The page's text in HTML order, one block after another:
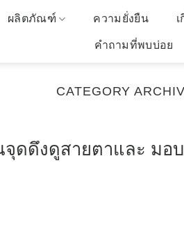
ผลิตภัณฑ์ ความยั่งยืน
คำถามที่พบบ่อย
CATEGORY
ดดึงดูสายตาและ มอ